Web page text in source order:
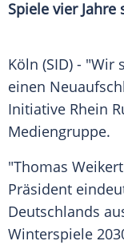
Spiele vier Jahre
Köln (SID) - "Wir
einen
Initiative Rhein
Mediengruppe.
"Thomas Weikert
Präsident
Deutschlands
Winterspiele